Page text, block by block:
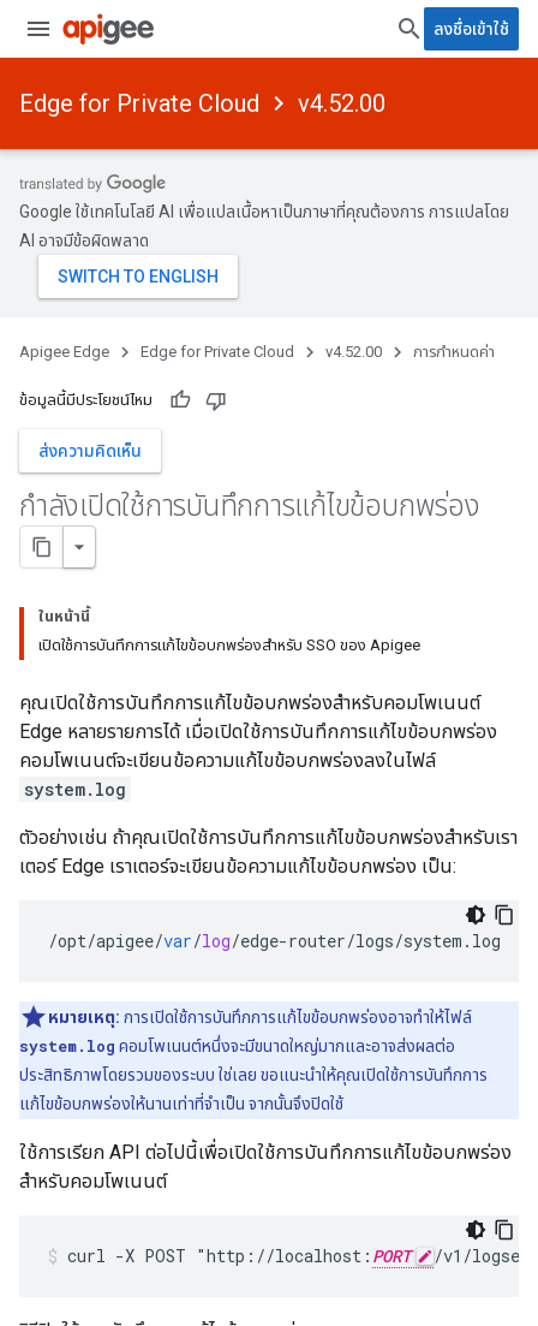
ลงชื่อเข้าใช้
Edge for Private Cloud v4.52.00
Google ใช้เทคโนโลยี AI เพื่อแปลเนื้อหาเป็นภาษาที่คุณต้องการ การแปลโดย
AI อาจมีข้อผิดพลาด
Apigee Edge Edge for Private Cloud v4.52.00 การกำหนดค่า
ข้อมูลนี้มีประโยชน์ไหม
ส่งความคิดเห็น
กําลังเปิดใช้การบันทึกการแก้ไขข้อบกพร่อง
ในหน้านี้
เปิดใช้การบันทึกการแก้ไขข้อบกพร่องสำหรับ SSO ของ Apigee
คุณเปิดใช้การบันทึกการแก้ไขข้อบกพร่องสำหรับคอมโพเนนต์
Edge หลายรายการได้ เมื่อเปิดใช้การบันทึกการแก้ไขข้อบกพร่อง
คอมโพเนนต์จะเขียนข้อความแก้ไขข้อบกพร่องลงในไฟล์
system.log
ตัวอย่างเช่น ถ้าคุณเปิดใช้การบันทึกการแก้ไขข้อบกพร่องสำหรับเรา
เตอร์ Edge เราเตอร์จะเขียนข้อความแก้ไขข้อบกพร่อง เป็น:
/opt/apigee/var/log/edge-router/logs/system . log
หมายเหตุ: การเปิดใช้การบันทึกการแก้ไขข้อบกพร่องอาจทำให้ไฟล์
system.log คอมโพเนนต์หนึ่งจะมีขนาดใหญ่มากและอาจส่งผลต่อ
ประสิทธิภาพโดยรวมของระบบ ใช่เลย ขอแนะนำให้คุณเปิดใช้การบันทึกการ
แก้ไขข้อบกพร่องให้นานเท่าที่จำเป็น จากนั้นจึงปิดใช้
ใช้การเรียก API ต่อไปนี้เพื่อเปิดใช้การบันทึกการแก้ไขข้อบกพร่อง
สำหรับคอมโพเนนต์
curl -X POST "http://localhost: PORT /v1/